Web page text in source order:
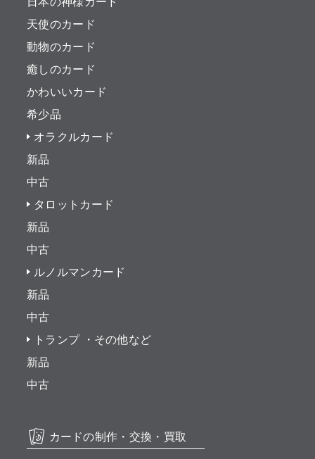
天使のカード
動物のカード
癒しのカード
かわいいカード
希少品
オラクルカード
新品
中古
タロットカード
新品
中古
ルノルマンカード
新品
中古
トランプ ・その他など
新品
中古
カードの制作・交換・買取